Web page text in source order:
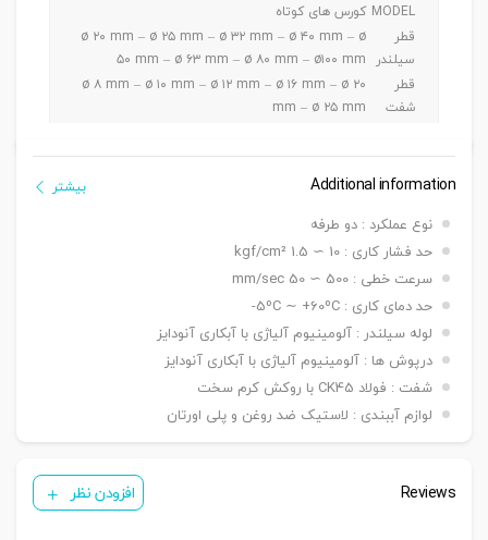
MODEL کورس های کوتاه
قطر
سیلندر
ø ۲۰ mm – ø ۲۵ mm – ø ۳۲ mm – ø ۴۰ mm – ø
۵۰ mm – ø ۶۳ mm – ø ۸۰ mm – ø۱۰۰ mm
قطر
شفت
ø ۸ mm – ø ۱۰ mm – ø ۱۲ mm – ø ۱۶ mm – ø ۲۰
mm – ø ۲۵ mm
~ 50 mm / ø ۶۳-۸۰-۱۰۰mm a 5 ~ 100 mm
دنده
دنده ماندگی ,دنده نری
بست
نصبی
شاخه مادگی Y – بست چشمی FI – بست شناور FC
سنسور KT 33 R
تعداد
سنسور
یک عدد ,دو عدد
Additional information
نوع عملکرد : دو طرفه
حد فشار کاری : 10 ∼ 1.5 kgf/cm²
سرعت خطی : 500 ∼ 50 mm/sec
حد دمای کاری : 5ºC ∼ +60ºC-
لوله سیلندر : آلومینیوم آلیاژی با آبکاری آنودایز
درپوش ها : آلومینیوم آلیاژی با آبکاری آنودایز
شفت : فولاد CK45 با روکش کرم سخت
لوازم آببندی : لاستیک ضد روغن و پلی اورتان
بیشتر
Reviews افزودن نظر